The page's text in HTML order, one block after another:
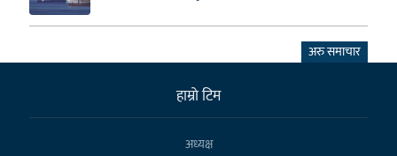
अरु समाचार
हाम्राे टिम
अध्यक्ष